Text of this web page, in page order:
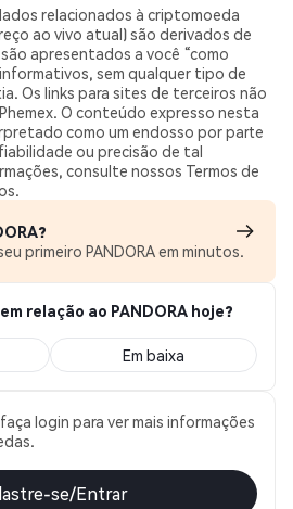
relacionados à criptomoeda
ao vivo atual) são derivados de
apresentados a você “como
sem qualquer tipo de
Os links para sites de terceiros não
O conteúdo expresso nesta
como um endosso por parte
ou precisão de tal
consulte nossos Termos de
primeiro PANDORA em minutos.
relação ao PANDORA hoje?
Em baixa
login para ver mais informações
se/Entrar